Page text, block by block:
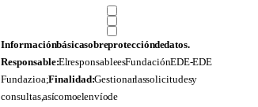
Información básica sobre protección de datos.
Responsable:El responsable es Fundación EDE- EDE
Fundazioa;Finalidad:Gestionar las solicitudes y
consultas, así como el envío de